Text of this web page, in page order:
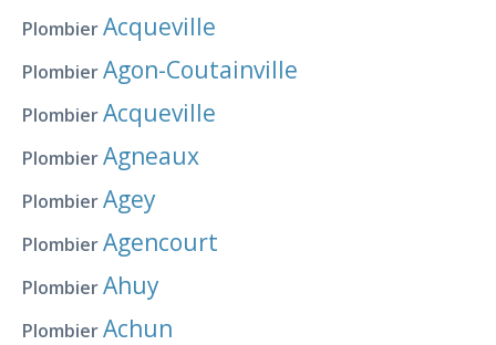
PlombierAcqueville
PlombierAgon-Coutainville
PlombierAcqueville
PlombierAgneaux
PlombierAgey
PlombierAgencourt
PlombierAhuy
PlombierAchun